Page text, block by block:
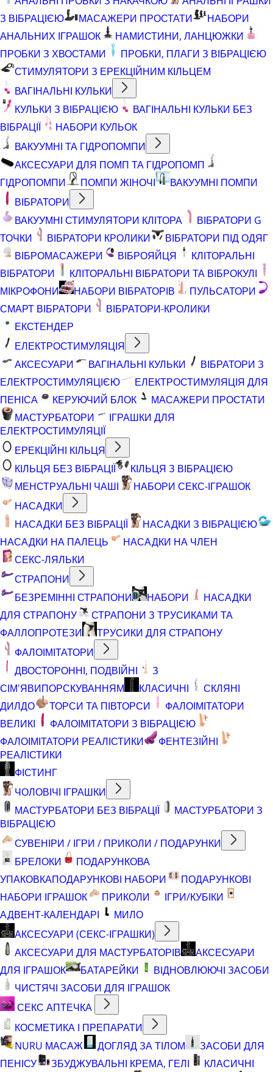
З ВІБРАЦІЄЮ
МАСАЖЕРИ ПРОСТАТИ
НАБОРИ
АНАЛЬНИХ ІГРАШОК
НАМИСТИНИ, ЛАНЦЮЖКИ
ПРОБКИ З ХВОСТАМИ
ПРОБКИ, ПЛАГИ З ВІБРАЦІЄЮ
СТИМУЛЯТОРИ З ЕРЕКЦІЙНИМ КІЛЬЦЕМ
ВАГІНАЛЬНІ КУЛЬКИ
КУЛЬКИ З ВІБРАЦІЄЮ
ВАГІНАЛЬНІ КУЛЬКИ БЕЗ
ВІБРАЦІЇ
НАБОРИ КУЛЬОК
ВАКУУМНІ ТА ГІДРОПОМПИ
АКСЕСУАРИ ДЛЯ ПОМП ТА ГІДРОПОМП
ГІДРОПОМПИ
ПОМПИ ЖІНОЧІ
ВАКУУМНІ ПОМПИ
ВІБРАТОРИ
ВАКУУМНІ СТИМУЛЯТОРИ КЛІТОРА
ВІБРАТОРИ G
ТОЧКИ
ВІБРАТОРИ КРОЛИКИ
ВІБРАТОРИ ПІД ОДЯГ
ВІБРОМАСАЖЕРИ
ВІБРОЯЙЦЯ
КЛІТОРАЛЬНІ
ВІБРАТОРИ
КЛІТОРАЛЬНІ ВІБРАТОРИ ТА ВІБРОКУЛІ
МІКРОФОНИ
НАБОРИ ВІБРАТОРІВ
ПУЛЬСАТОРИ
СМАРТ ВІБРАТОРИ
ВІБРАТОРИ-КРОЛИКИ
ЕКСТЕНДЕР
ЕЛЕКТРОСТИМУЛЯЦІЯ
АКСЕСУАРИ
ВАГІНАЛЬНІ КУЛЬКИ
ВІБРАТОРИ З
ЕЛЕКТРОСТИМУЛЯЦІЄЮ
ЕЛЕКТРОСТИМУЛЯЦІЯ ДЛЯ
ПЕНІСА
КЕРУЮЧИЙ БЛОК
МАСАЖЕРИ ПРОСТАТИ
МАСТУРБАТОРИ
ІГРАШКИ ДЛЯ
ЕЛЕКТРОСТИМУЛЯЦІЇ
ЕРЕКЦІЙНІ КІЛЬЦЯ
КІЛЬЦЯ БЕЗ ВІБРАЦІЇ
КІЛЬЦЯ З ВІБРАЦІЄЮ
МЕНСТРУАЛЬНІ ЧАШІ
НАБОРИ СЕКС-ІГРАШОК
НАСАДКИ
НАСАДКИ БЕЗ ВІБРАЦІЇ
НАСАДКИ З ВІБРАЦІЄЮ
НАСАДКИ НА ПАЛЕЦЬ
НАСАДКИ НА ЧЛЕН
СЕКС-ЛЯЛЬКИ
СТРАПОНИ
БЕЗРЕМІННІ СТРАПОНИ
НАБОРИ
НАСАДКИ
ДЛЯ СТРАПОНУ
СТРАПОНИ З ТРУСИКАМИ ТА
ФАЛЛОПРОТЕЗИ
ТРУСИКИ ДЛЯ СТРАПОНУ
ФАЛОІМІТАТОРИ
ДВОСТОРОННІ, ПОДВІЙНІ
З
СІМ'ЯВИПОРСКУВАННЯМ
КЛАСИЧНІ
СКЛЯНІ
ДИЛДО
ТОРСИ ТА ПІВТОРСИ
ФАЛОІМІТАТОРИ
ВЕЛИКІ
ФАЛОІМІТАТОРИ З ВІБРАЦІЄЮ
ФАЛОІМІТАТОРИ РЕАЛІСТИКИ
ФЕНТЕЗІЙНІ
РЕАЛІСТИКИ
ФІСТИНГ
ЧОЛОВІЧІ ІГРАШКИ
МАСТУРБАТОРИ БЕЗ ВІБРАЦІЇ
МАСТУРБАТОРИ З
ВІБРАЦІЄЮ
СУВЕНІРИ / ІГРИ / ПРИКОЛИ / ПОДАРУНКИ
БРЕЛОКИ
ПОДАРУНКОВА
УПАКОВКАПОДАРУНКОВІ НАБОРИ
ПОДАРУНКОВІ
НАБОРИ ІГРАШОК
ПРИКОЛИ
ІГРИ/КУБІКИ
АДВЕНТ-КАЛЕНДАРІ
МИЛО
АКСЕСУАРИ (СЕКС-ІГРАШКИ)
АКСЕСУАРИ ДЛЯ МАСТУРБАТОРІВ
АКСЕСУАРИ
ДЛЯ ІГРАШОК
БАТАРЕЙКИ
ВІДНОВЛЮЮЧІ ЗАСОБИ
ЧИСТЯЧІ ЗАСОБИ ДЛЯ ІГРАШОК
СЕКС АПТЕЧКА
КОСМЕТИКА І ПРЕПАРАТИ
NURU МАСАЖ
ДОГЛЯД ЗА ТІЛОМ
ЗАСОБИ ДЛЯ
ПЕНІСУ
ЗБУДЖУВАЛЬНІ КРЕМА, ГЕЛІ
КЛАСИЧНІ